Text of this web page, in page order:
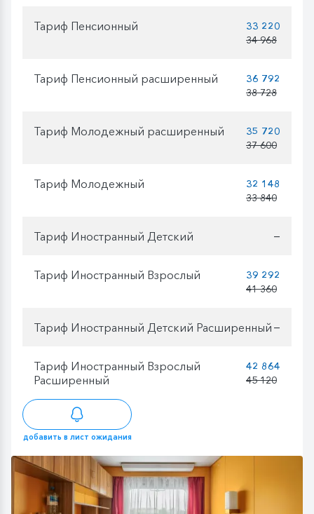
Тариф Пенсионный
33 220
34 968
Тариф Пенсионный расширенный
36 792
38 728
Тариф Молодежный расширенный
35 720
37 600
Тариф Молодежный
32 148
33 840
Тариф Иностранный Детский —
Тариф Иностранный Взрослый
39 292
41 360
Тариф Иностранный Детский Расширенный —
Тариф Иностранный Взрослый
Расширенный
42 864
45 120
добавить в лист ожидания